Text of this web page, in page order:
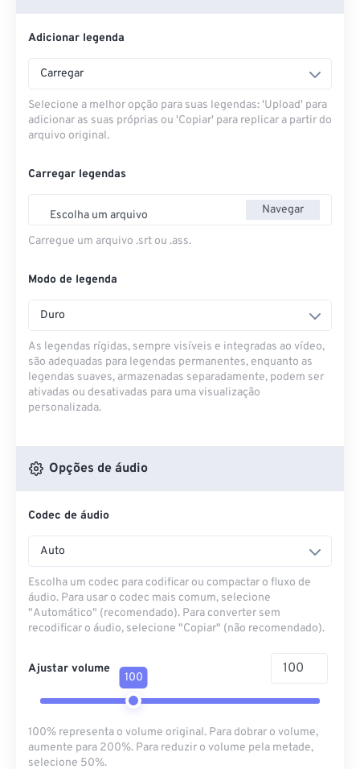
Adicionar legenda
Carregar
Selecione a melhor opção para suas legendas: 'Upload' para
adicionar as suas próprias ou 'Copiar' para replicar a partir do
arquivo original.
Carregar legendas
Escolha um arquivo Navegar
Carregue um arquivo .srt ou .ass.
Modo de legenda
Duro
As legendas rígidas, sempre visíveis e integradas ao vídeo,
são adequadas para legendas permanentes, enquanto as
legendas suaves, armazenadas separadamente, podem ser
ativadas ou desativadas para uma visualização
personalizada.
Opções de áudio
Codec de áudio
Auto
Escolha um codec para codificar ou compactar o fluxo de
áudio. Para usar o codec mais comum, selecione
"Automático" (recomendado). Para converter sem
recodificar o áudio, selecione "Copiar" (não recomendado).
Ajustar volume
100
100% representa o volume original. Para dobrar o volume,
aumente para 200%. Para reduzir o volume pela metade,
selecione 50%.